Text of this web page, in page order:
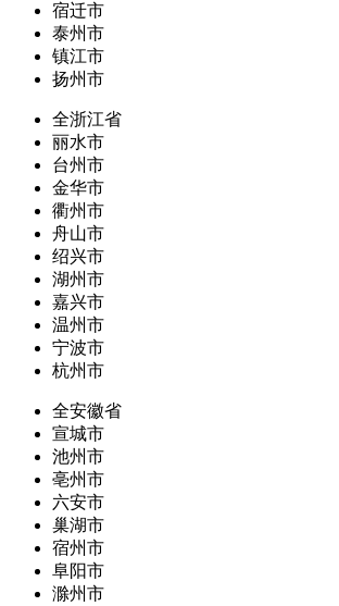
宿迁市
泰州市
镇江市
扬州市
全浙江省
丽水市
台州市
金华市
衢州市
舟山市
绍兴市
湖州市
嘉兴市
温州市
宁波市
杭州市
全安徽省
宣城市
池州市
亳州市
六安市
巢湖市
宿州市
阜阳市
滁州市